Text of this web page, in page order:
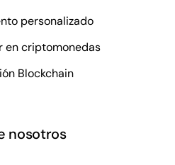
personalizado
en criptomonedas
Blockchain
nosotros